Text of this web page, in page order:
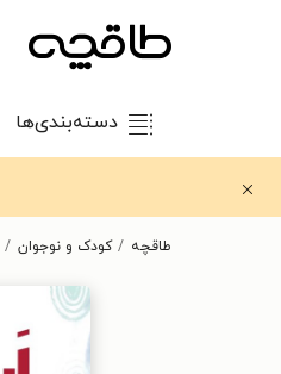
دسته‌بندی‌ها
طاقچه کودک و نوجوان